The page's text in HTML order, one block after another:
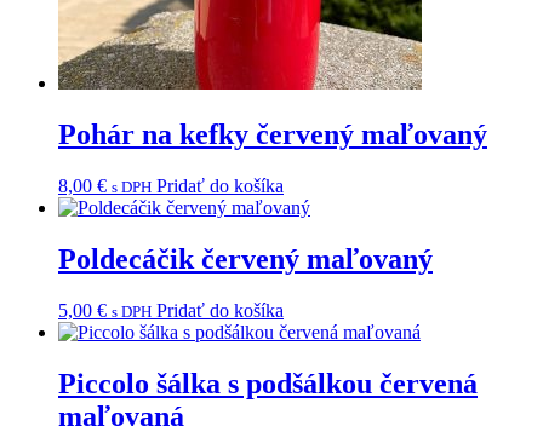
Pohár na kefky červený maľovaný
8,00 € s DPH Pridať do košíka
Poldecáčik červený maľovaný
5,00 € s DPH Pridať do košíka
Piccolo šálka s podšálkou červená
maľovaná